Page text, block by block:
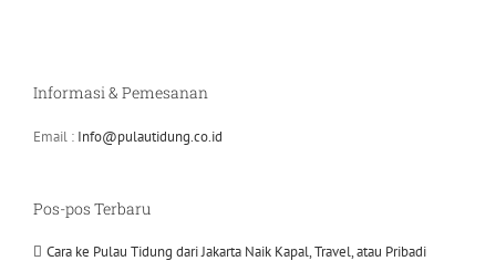
Informasi & Pemesanan
Email : Info@pulautidung.co.id
Pos-pos Terbaru
Cara ke Pulau Tidung dari Jakarta Naik Kapal, Travel, atau Pribadi